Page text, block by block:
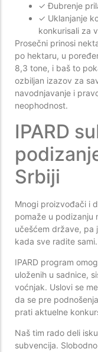
✓ Đubrenje
✓ Uklanjanje
konkurisali za
Prosečni prinosi
po hektaru, u
8,3 tone, i baš to
ozbiljan izazov za
navodnjavanje i
neophodnost.
IPARD
Srbiji
Mnogi proizvođači i
pomaže u podizanju
učešćem države, pa
kada sve radite sami.
IPARD program
uloženih u sadnice,
voćnjak. Uslovi se
da se pre
prati aktuelne
Naš tim rado deli
subvencija.